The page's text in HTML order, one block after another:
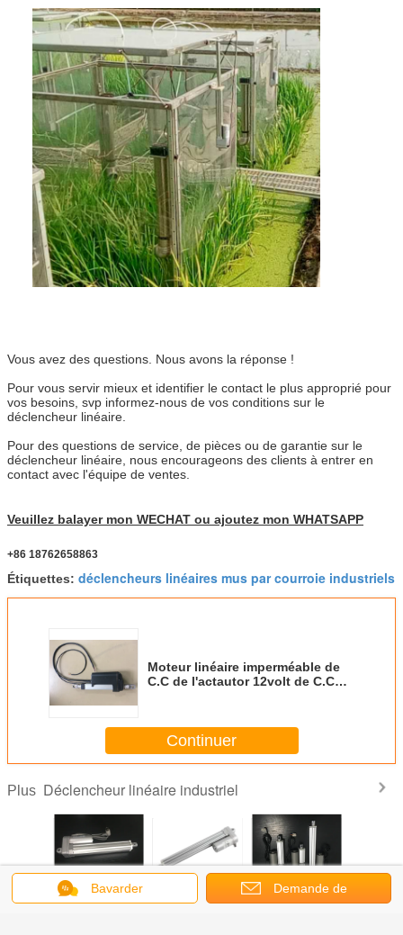
Vous avez des questions. Nous avons la réponse !
Pour vous servir mieux et identifier le contact le plus approprié pour
vos besoins, svp informez-nous de vos conditions sur le
déclencheur linéaire.
Pour des questions de service, de pièces ou de garantie sur le
déclencheur linéaire, nous encourageons des clients à entrer en
contact avec l'équipe de ventes.
Veuillez balayer mon WECHAT ou ajoutez mon WHATSAPP
+86 18762658863
Étiquettes: déclencheurs linéaires mus par courroie industriels
Moteur linéaire imperméable de
C.C de l'actautor 12volt de C.C
1000KG de 350mm
Continuer
Plus Déclencheur linéaire industriel
Moteur de brosse
déclencheur
électriques
Déclencheur
linéaire industriel
linéaire
Bavarder Demande de